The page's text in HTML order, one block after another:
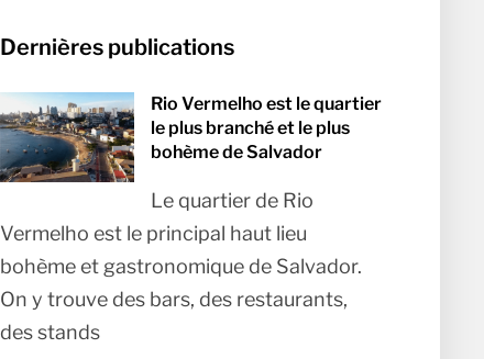
Dernières publications
Rio Vermelho est le quartier
le plus branché et le plus
bohème de Salvador
Le quartier de Rio
Vermelho est le principal haut lieu
bohème et gastronomique de Salvador.
On y trouve des bars, des restaurants,
des stands